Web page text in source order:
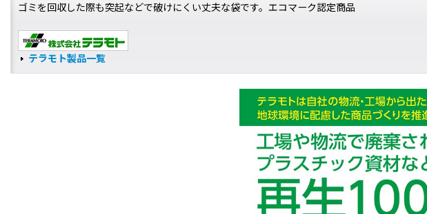
ゴミを回収した際も突起などで破けにくい丈夫な袋です。エコマーク認定商品
テラモト製品一覧